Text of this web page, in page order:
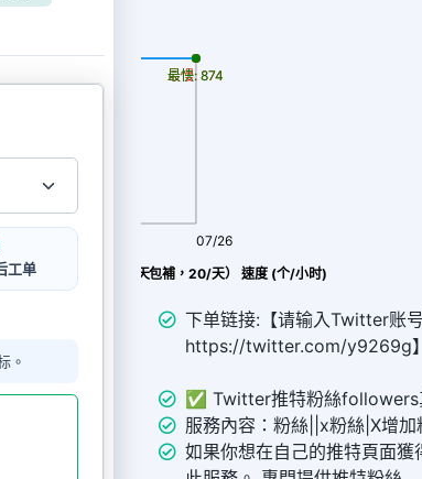
工单
。
慢速優質粉絲（30天包補，20/天） 速度 (个/小时)
07/26
最慢: 874
最快: 874
下单链接:【请输入Twitter账
https://twitter.com/y9269g】
✅ Twitter推特粉絲followers
服務內容：粉絲||x粉絲|X增
如果你想在自己的推特頁面